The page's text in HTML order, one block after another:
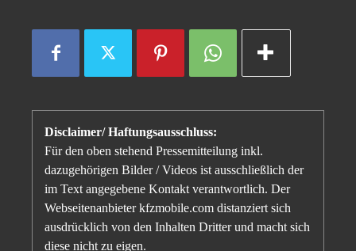
Disclaimer/ Haftungsausschluss:
Für den oben stehend Pressemitteilung inkl.
dazugehörigen Bilder / Videos ist ausschließlich der
im Text angegebene Kontakt verantwortlich. Der
Webseitenanbieter kfzmobile.com distanziert sich
ausdrücklich von den Inhalten Dritter und macht sich
diese nicht zu eigen.